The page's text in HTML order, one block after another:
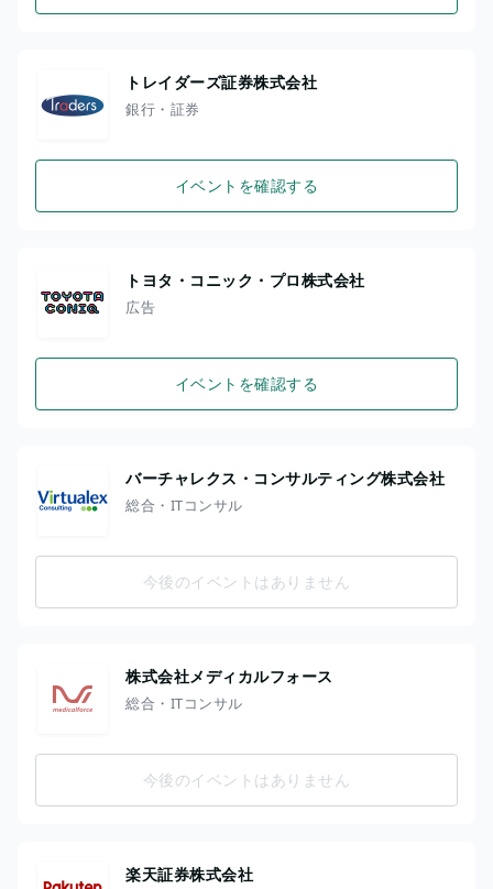
トレイダーズ証券株式会社
銀行・証券
イベントを確認する
トヨタ・コニック・プロ株式会社
広告
イベントを確認する
バーチャレクス・コンサルティング株式会社
総合・ITコンサル
今後のイベントはありません
株式会社メディカルフォース
総合・ITコンサル
今後のイベントはありません
楽天証券株式会社